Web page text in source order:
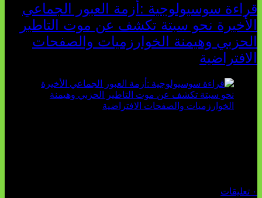
قراءة سوسيولوجية :أزمة العبور الجماعي
الأخيرة نحو سبتة تكشف عن موت التاطير
الحزبي وهيمنة الخوارزميات والصفحات
الافتراضية
٠ تعليقات